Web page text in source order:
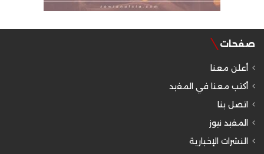
صفحات
أعلن معنا
أكتب معنا في المفيد
اتصل بنا
المفيد نيوز
النشرات الإخبارية